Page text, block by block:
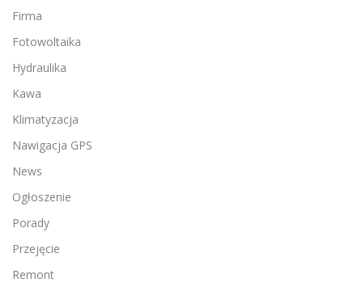
Firma
Fotowoltaika
Hydraulika
Kawa
Klimatyzacja
Nawigacja GPS
News
Ogłoszenie
Porady
Przejęcie
Remont